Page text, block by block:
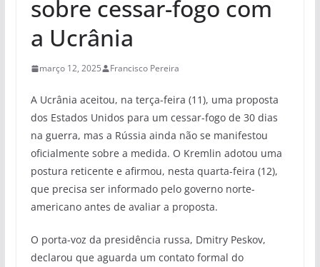
sobre cessar-fogo com
a Ucrânia
março 12, 2025 Francisco Pereira
A Ucrânia aceitou, na terça-feira (11), uma proposta
dos Estados Unidos para um cessar-fogo de 30 dias
na guerra, mas a Rússia ainda não se manifestou
oficialmente sobre a medida. O Kremlin adotou uma
postura reticente e afirmou, nesta quarta-feira (12),
que precisa ser informado pelo governo norte-
americano antes de avaliar a proposta.
O porta-voz da presidência russa, Dmitry Peskov,
declarou que aguarda um contato formal do